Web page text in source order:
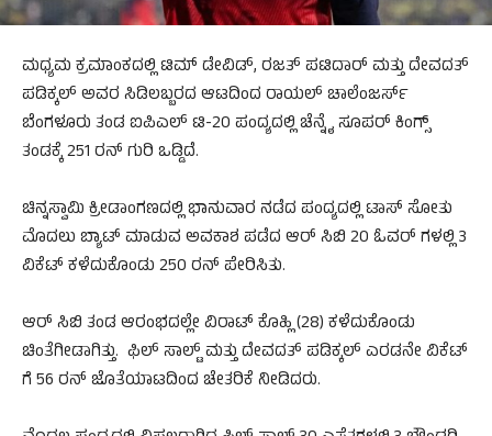
ಮಧ್ಯಮ ಕ್ರಮಾಂಕದಲ್ಲಿ ಟಿಮ್ ಡೇವಿಡ್, ರಜತ್ ಪಟಿದಾರ್ ಮತ್ತು ದೇವದತ್
ಪಡಿಕ್ಕಲ್ ಅವರ ಸಿಡಿಲಬ್ಬರದ ಆಟದಿಂದ ರಾಯಲ್ ಚಾಲೆಂಜರ್ಸ್
ಬೆಂಗಳೂರು ತಂಡ ಐಪಿಎಲ್ ಟಿ-20 ಪಂದ್ಯದಲ್ಲಿ ಚೆನ್ನೈ ಸೂಪರ್ ಕಿಂಗ್ಸ್
ತಂಡಕ್ಕೆ 251 ರನ್ ಗುರಿ ಒಡ್ಡಿದೆ.
ಚಿನ್ನಸ್ವಾಮಿ ಕ್ರೀಡಾಂಗಣದಲ್ಲಿ ಭಾನುವಾರ ನಡೆದ ಪಂದ್ಯದಲ್ಲಿ ಟಾಸ್ ಸೋತು
ಮೊದಲು ಬ್ಯಾಟ್ ಮಾಡುವ ಅವಕಾಶ ಪಡೆದ ಆರ್ ಸಿಬಿ 20 ಓವರ್ ಗಳಲ್ಲಿ 3
ವಿಕೆಟ್ ಕಳೆದುಕೊಂಡು 250 ರನ್ ಪೇರಿಸಿತು.
ಆರ್ ಸಿಬಿ ತಂಡ ಆರಂಭದಲ್ಲೇ ವಿರಾಟ್ ಕೊಹ್ಲಿ (28) ಕಳೆದುಕೊಂಡು
ಚಿಂತೆಗೀಡಾಗಿತ್ತು. ಫಿಲ್ ಸಾಲ್ಟ್ ಮತ್ತು ದೇವದತ್ ಪಡಿಕ್ಕಲ್ ಎರಡನೇ ವಿಕೆಟ್
ಗೆ 56 ರನ್ ಜೊತೆಯಾಟದಿಂದ ಚೇತರಿಕೆ ನೀಡಿದರು.